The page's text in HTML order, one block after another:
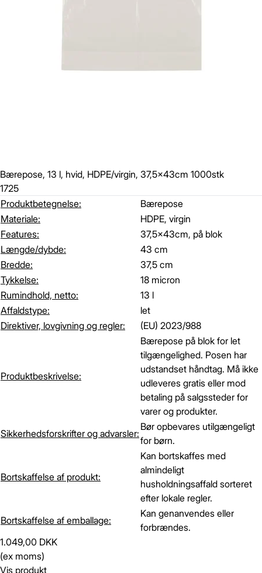
Bærepose, 13 l, hvid, HDPE/virgin, 37,5x43cm 1000stk
1725
Produktbetegnelse:
Bærepose
Materiale:
HDPE, virgin
Features:
37,5x43cm, på blok
Længde/dybde:
43 cm
Bredde:
37,5 cm
Tykkelse:
18 micron
Rumindhold, netto:
13 l
Affaldstype:
let
Direktiver, lovgivning og regler:
(EU) 2023/988
Produktbeskrivelse:
Bærepose på blok for let
tilgængelighed. Posen har
udstandset håndtag. Må ikke
udleveres gratis eller mod
betaling på salgssteder for
varer og produkter.
Sikkerhedsforskrifter og advarsler:
Bør opbevares utilgængeligt
for børn.
Bortskaffelse af produkt:
Kan bortskaffes med
almindeligt
husholdningsaffald sorteret
efter lokale regler.
Bortskaffelse af emballage:
Kan genanvendes eller
forbrændes.
1.049,00 DKK
(ex moms)
Vis produkt